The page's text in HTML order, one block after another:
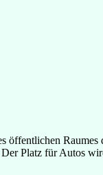
Raumes
Platz für Autos